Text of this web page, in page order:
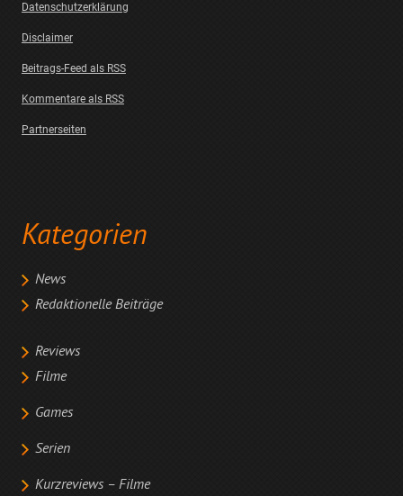
Datenschutzerklärung
Disclaimer
Beitrags-Feed als RSS
Kommentare als RSS
Partnerseiten
Kategorien
News
Redaktionelle Beiträge
Reviews
Filme
Games
Serien
Kurzreviews – Filme